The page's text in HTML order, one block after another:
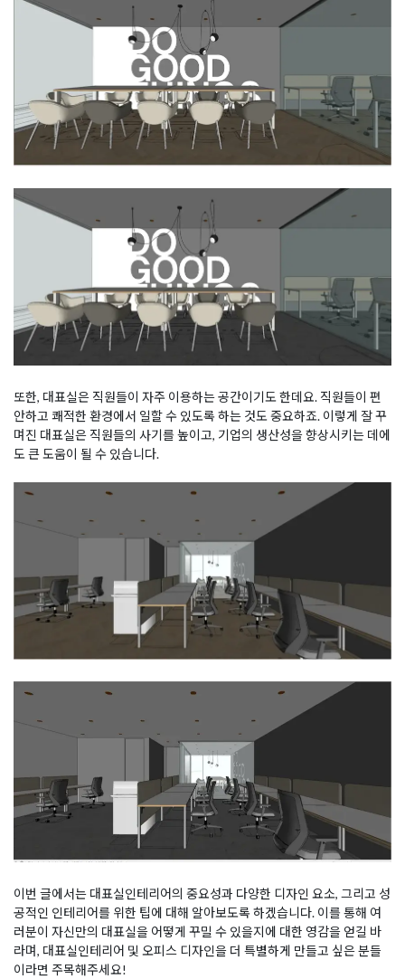
또한, 대표실은 직원들이 자주 이용하는 공간이기도 한데요. 직원들이 편
안하고 쾌적한 환경에서 일할 수 있도록 하는 것도 중요하죠. 이렇게 잘 꾸
며진 대표실은 직원들의 사기를 높이고, 기업의 생산성을 향상시키는 데에
도 큰 도움이 될 수 있습니다.
이번 글에서는 대표실인테리어의 중요성과 다양한 디자인 요소, 그리고 성
공적인 인테리어를 위한 팁에 대해 알아보도록 하겠습니다. 이를 통해 여
러분이 자신만의 대표실을 어떻게 꾸밀 수 있을지에 대한 영감을 얻길 바
라며, 대표실인테리어 및 오피스 디자인을 더 특별하게 만들고 싶은 분들
이라면 주목해주세요!